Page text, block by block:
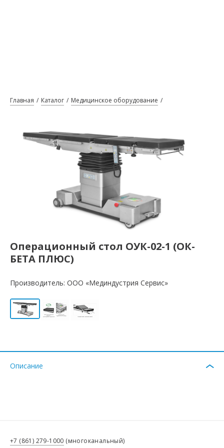
Главная Каталог Медицинское оборудование
Операционный стол ОУК-02-1 (ОК-
БЕТА ПЛЮС)
Производитель: ООО «Мединдустрия Сервис»
Описание
+7 (861) 279-1000 (многоканальный)